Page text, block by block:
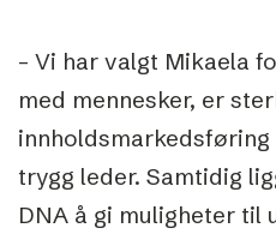
– Vi har valgt Mikaela
med mennesker, er
trygg leder. Samtidig
DNA å gi muligheter til